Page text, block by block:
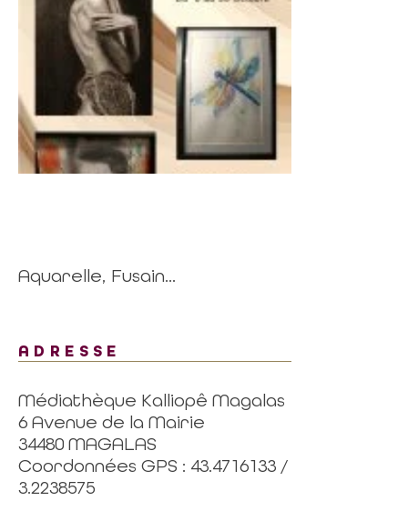
Aquarelle, Fusain...
ADRESSE
Médiathèque Kalliopê Magalas
6 Avenue de la Mairie
34480 MAGALAS
Coordonnées GPS : 43.4716133 /
3.2238575